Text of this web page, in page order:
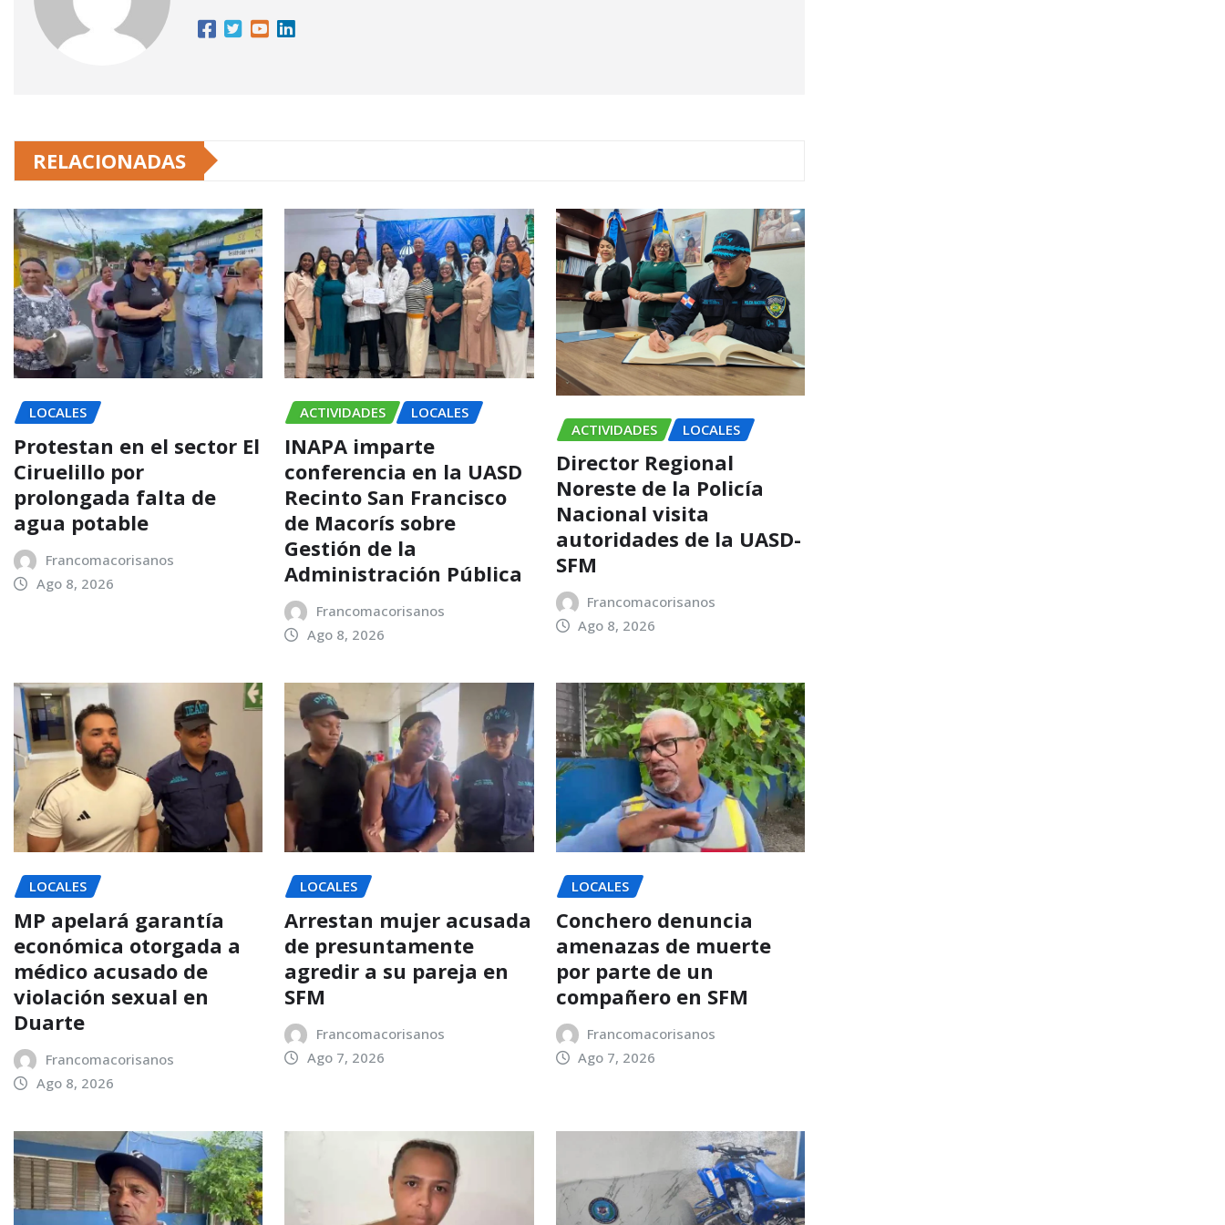
RELACIONADAS
LOCALES
Protestan en el sector El
Ciruelillo por
prolongada falta de
agua potable
Francomacorisanos
Ago 8, 2026
ACTIVIDADES LOCALES
INAPA imparte
conferencia en la UASD
Recinto San Francisco
de Macorís sobre
Gestión de la
Administración Pública
Francomacorisanos
Ago 8, 2026
ACTIVIDADES LOCALES
Director Regional
Noreste de la Policía
Nacional visita
autoridades de la UASD-
SFM
Francomacorisanos
Ago 8, 2026
LOCALES
MP apelará garantía
económica otorgada a
médico acusado de
violación sexual en
Duarte
Francomacorisanos
Ago 8, 2026
LOCALES
Arrestan mujer acusada
de presuntamente
agredir a su pareja en
SFM
Francomacorisanos
Ago 7, 2026
LOCALES
Conchero denuncia
amenazas de muerte
por parte de un
compañero en SFM
Francomacorisanos
Ago 7, 2026